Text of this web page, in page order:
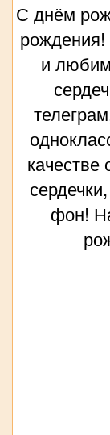
С днём
и
качестве
фон!